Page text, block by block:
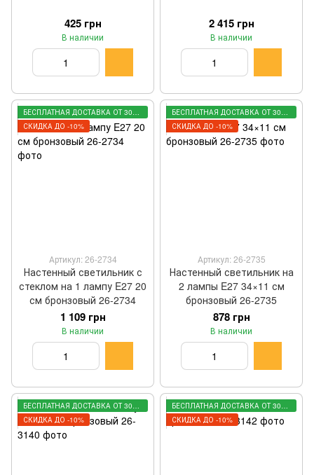
425 грн
В наличии
2 415 грн
В наличии
БЕСПЛАТНАЯ ДОСТАВКА ОТ 3000 ГРН
СКИДКА ДО -10%
Артикул: 26-2734
Настенный светильник с
стеклом на 1 лампу E27 20
см бронзовый 26-2734
1 109 грн
В наличии
БЕСПЛАТНАЯ ДОСТАВКА ОТ 3000 ГРН
СКИДКА ДО -10%
Артикул: 26-2735
Настенный светильник на
2 лампы E27 34×11 см
бронзовый 26-2735
878 грн
В наличии
БЕСПЛАТНАЯ ДОСТАВКА ОТ 3000 ГРН
СКИДКА ДО -10%
БЕСПЛАТНАЯ ДОСТАВКА ОТ 3000 ГРН
СКИДКА ДО -10%